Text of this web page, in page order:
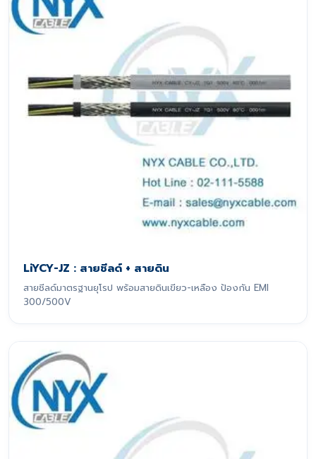
LiYCY-JZ : สายชีลด์ + สายดิน
สายชีลด์มาตรฐานยุโรป พร้อมสายดินเขียว-เหลือง ป้องกัน EMI
300/500V